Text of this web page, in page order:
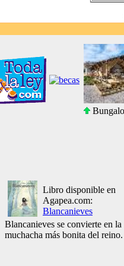
Libro disponible en
Agapea.com:
Blancanieves
Blancanieves se convierte en la
muchacha más bonita del reino.